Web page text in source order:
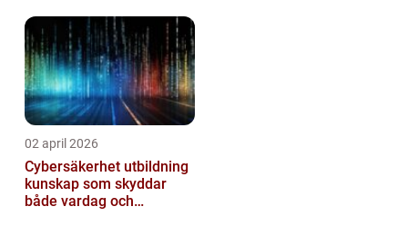
02 april 2026
Cybersäkerhet utbildning
kunskap som skyddar
både vardag och